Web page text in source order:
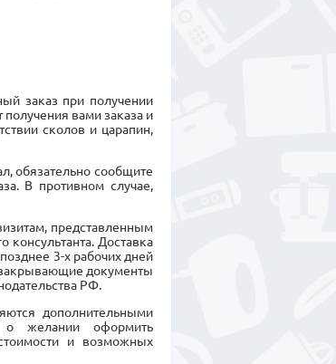
заказ при получении
вами заказа и
сколов и царапин,
обязательно сообщите
В противном случае,
представленным
консультанта. Доставка
3-х рабочих дней
документы
РФ.
дополнительными
о желании оформить
и возможных